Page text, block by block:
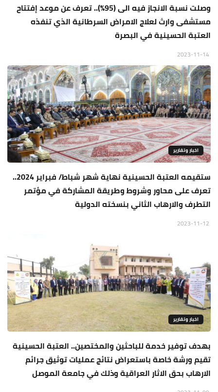
وصلت نسبة الانجاز فيه الى (95%).. تعرف عن موعد إفتتاح
مستشفى وارث لعلاج الامراض السرطانية الذي تنفذه
العتبة الحسينية في البصرة
اخبار وتقارير
ستقيمه العتبة الحسينية نهاية شهر شباط/ فبراير 2024..
تعرف على محاور وشروط وطريقة المشاركة في مؤتمر
التطرف والارهاب الثاني بنسخته الدولية
اخبار وتقارير
بهدف توفير خدمة للباحثين والمختصين.. العتبة الحسينية
تقيم ورشة خاصة باستعراض نتائج عمليات توثيق جرائم
الارهاب بحق الاثار العراقية وذلك في جامعة الموصل